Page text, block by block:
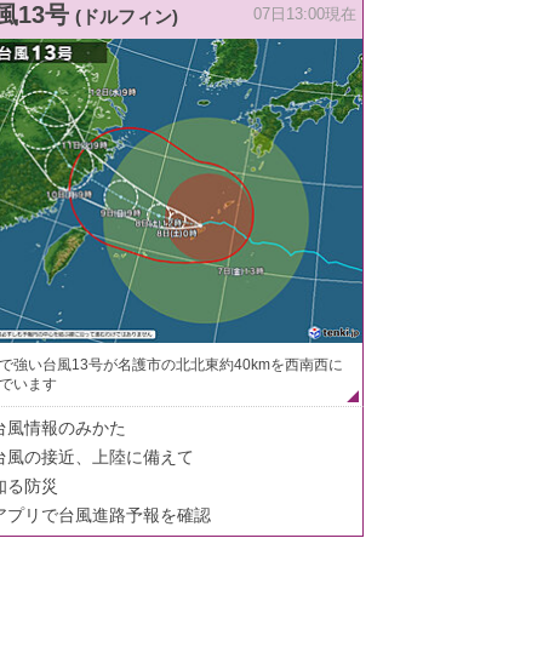
13号 (ドルフィン) 07日13:00現在
強い台風13号が名護市の北北東約40kmを西南西に
います
風情報のみかた
風の接近、上陸に備えて
る防災
プリで台風進路予報を確認